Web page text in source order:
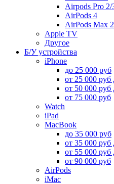
Airpods Pro 2/
AirPods 4
AirPods Max 2
Apple TV
Другое
Б/У устройства
iPhone
до 25 000 руб
от 25 000 руб
от 50 000 руб
от 75 000 руб
Watch
iPad
MacBook
до 35 000 руб
от 35 000 руб
от 55 000 руб
от 90 000 руб
AirPods
iMac